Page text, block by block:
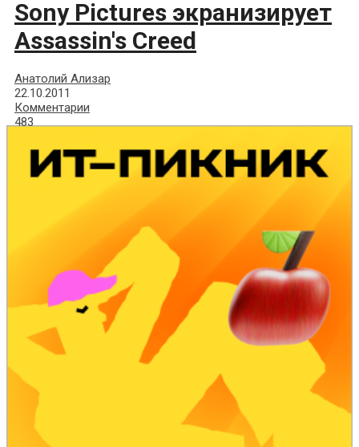
Sony Pictures экранизирует
Assassin's Creed
Анатолий Ализар
22.10.2011
Комментарии
483